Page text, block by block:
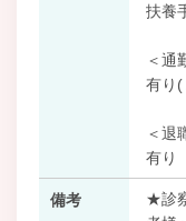
扶養
＜通
有り(
＜退
有り
備考
★診